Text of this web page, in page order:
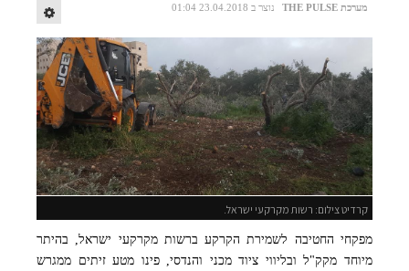
מערכת THE PULSE נוצר ב 23.04.2018 01:04
קרדיט צילום: רשות מקרקעי ישראל.
מפקחי החטיבה לשמירת הקרקע ברשות מקרקעי ישראל, בהיתר
מיוחד מקק"ל ובליווי ציוד מכני והנדסי, פינו מטע זיתים ממגרש